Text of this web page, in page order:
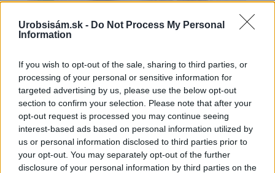
Urobsisám.sk - Do Not Process My Personal
Information
If you wish to opt-out of the sale, sharing to third parties, or
processing of your personal or sensitive information for
targeted advertising by us, please use the below opt-out
section to confirm your selection. Please note that after your
opt-out request is processed you may continue seeing
interest-based ads based on personal information utilized by
us or personal information disclosed to third parties prior to
your opt-out. You may separately opt-out of the further
disclosure of your personal information by third parties on the
Chystáte sa zavárať kápiu? Táto chyba ju
premení na nevábne mäkkú hmotu